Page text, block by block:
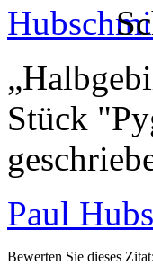
„
Stück
Paul
Bewerten Sie dieses Zitat: